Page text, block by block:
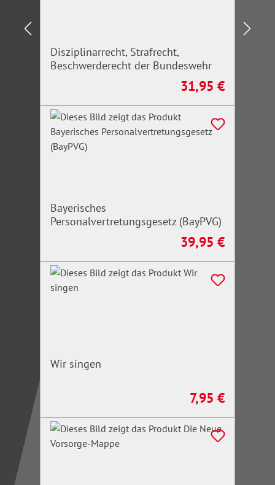
Disziplinarrecht, Strafrecht,
Beschwerderecht der Bundeswehr
Regulärer Preis:
31,95 €
Bayerisches
Personalvertretungsgesetz (BayPVG)
Regulärer Preis:
39,95 €
Wir singen
Regulärer Preis:
7,95 €